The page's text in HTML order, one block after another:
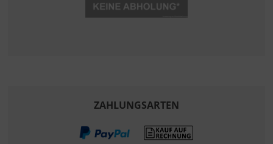
ZAHLUNGSARTEN